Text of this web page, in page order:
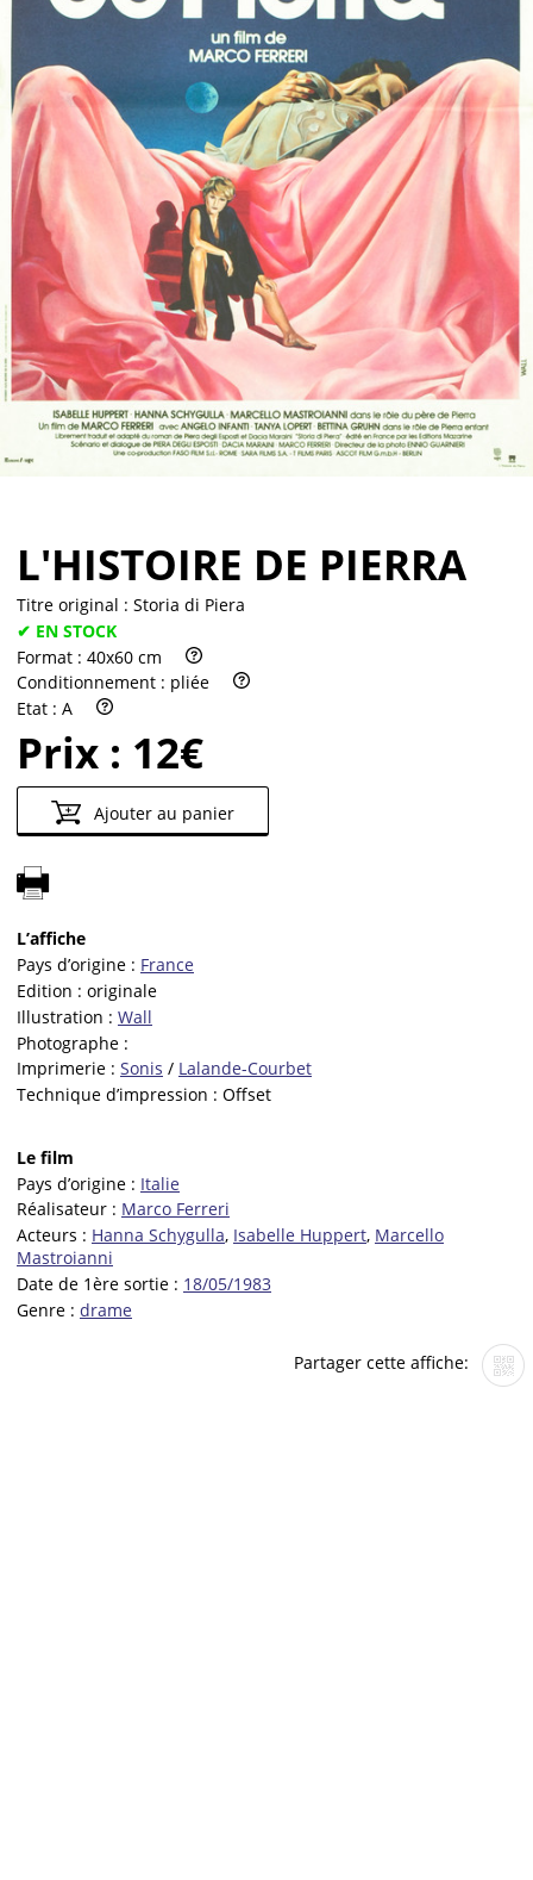
L'HISTOIRE DE PIERRA
Titre original : Storia di Piera
✔ EN STOCK
Format : 40x60 cm
Conditionnement : pliée
Etat : A
Prix : 12€
Ajouter au panier
L’affiche
Pays d’origine : France
Edition : originale
Illustration : Wall
Photographe :
Imprimerie : Sonis / Lalande-Courbet
Technique d’impression : Offset
Le film
Pays d’origine : Italie
Réalisateur : Marco Ferreri
Acteurs : Hanna Schygulla, Isabelle Huppert, Marcello
Mastroianni
Date de 1ère sortie : 18/05/1983
Genre : drame
Partager cette affiche: